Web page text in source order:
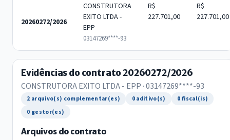
20260272/2026
CONSTRUTORA
EXITO LTDA -
EPP
03147269****-93
R$
227.701,00
R$
227.701,00
Evidências do contrato 20260272/2026
CONSTRUTORA EXITO LTDA - EPP · 03147269****-93
2 arquivo(s) complementar(es) 0 aditivo(s)
0 fiscal(is)
0 gestor(es)
Arquivos do contrato